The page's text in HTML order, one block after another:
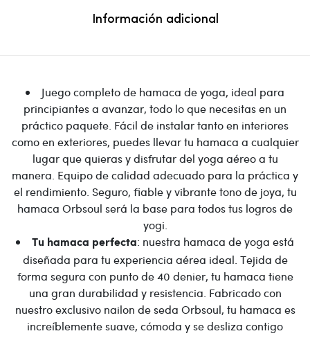
Información adicional
Juego completo de hamaca de yoga, ideal para
principiantes a avanzar, todo lo que necesitas en un
práctico paquete. Fácil de instalar tanto en interiores
como en exteriores, puedes llevar tu hamaca a cualquier
lugar que quieras y disfrutar del yoga aéreo a tu
manera. Equipo de calidad adecuado para la práctica y
el rendimiento. Seguro, fiable y vibrante tono de joya, tu
hamaca Orbsoul será la base para todos tus logros de
yogi.
Tu hamaca perfecta: nuestra hamaca de yoga está
diseñada para tu experiencia aérea ideal. Tejida de
forma segura con punto de 40 denier, tu hamaca tiene
una gran durabilidad y resistencia. Fabricado con
nuestro exclusivo nailon de seda Orbsoul, tu hamaca es
increíblemente suave, cómoda y se desliza contigo